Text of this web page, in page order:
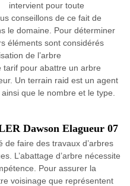
intervient pour toute
conseillons de ce fait de
le domaine. Pour déterminer
éléments sont considérés
de l’arbre
tarif pour abattre un arbre
Un terrain raid est un agent
que le nombre et le type.
Dawson Elagueur 07
de faire des travaux d’arbres
L’abattage d’arbre nécessite
Pour assurer la
voisinage que représentent